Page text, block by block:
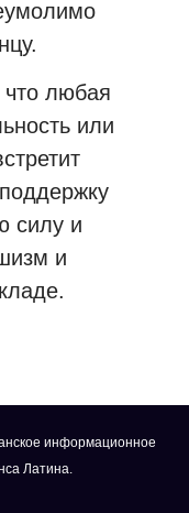
любая
или
силу и
и
информационное
Латина.